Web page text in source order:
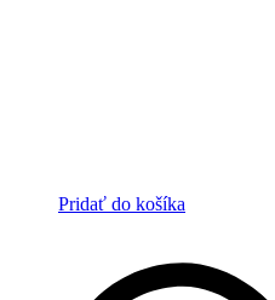
Pridať do košíka